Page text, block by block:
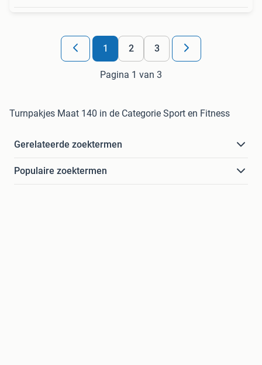
1 2 3
Pagina 1 van 3
Turnpakjes Maat 140 in de Categorie Sport en Fitness
Gerelateerde zoektermen
Populaire zoektermen